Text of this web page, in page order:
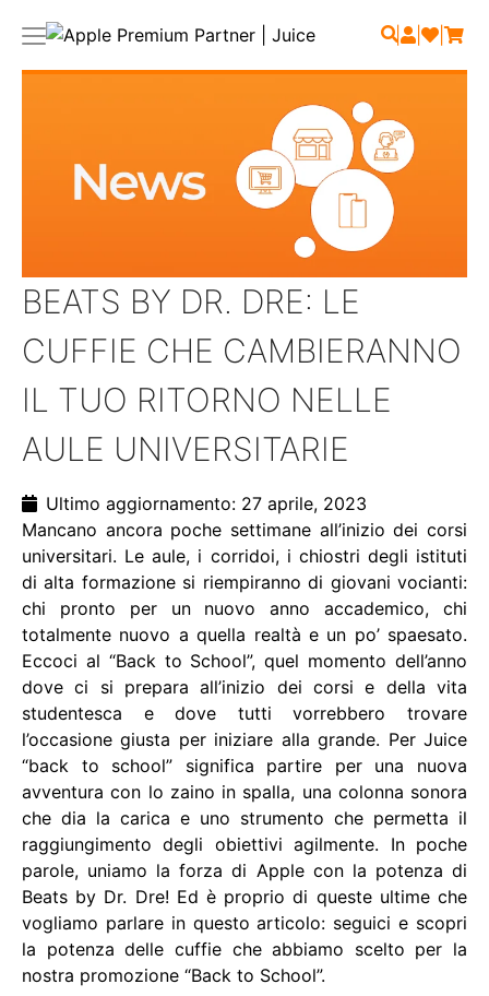
| | |
BEATS BY DR. DRE: LE
CUFFIE CHE CAMBIERANNO
IL TUO RITORNO NELLE
AULE UNIVERSITARIE
Ultimo aggiornamento: 27 aprile, 2023
Mancano ancora poche settimane all’inizio dei corsi
universitari. Le aule, i corridoi, i chiostri degli istituti
di alta formazione si riempiranno di giovani vocianti:
chi pronto per un nuovo anno accademico, chi
totalmente nuovo a quella realtà e un po’ spaesato.
Eccoci al “Back to School”, quel momento dell’anno
dove ci si prepara all’inizio dei corsi e della vita
studentesca e dove tutti vorrebbero trovare
l’occasione giusta per iniziare alla grande. Per Juice
“back to school” significa partire per una nuova
avventura con lo zaino in spalla, una colonna sonora
che dia la carica e uno strumento che permetta il
raggiungimento degli obiettivi agilmente. In poche
parole, uniamo la forza di Apple con la potenza di
Beats by Dr. Dre! Ed è proprio di queste ultime che
vogliamo parlare in questo articolo: seguici e scopri
la potenza delle cuffie che abbiamo scelto per la
nostra promozione “Back to School”.